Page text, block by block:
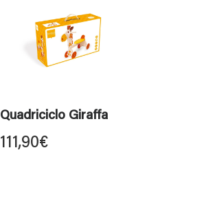
Quadriciclo Giraffa
111,90€